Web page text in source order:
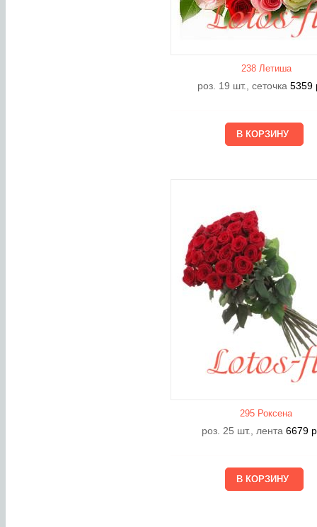
238 Летишa
роз. 19 шт., сеточка5359
295 Роксена
роз. 25 шт., лента6679